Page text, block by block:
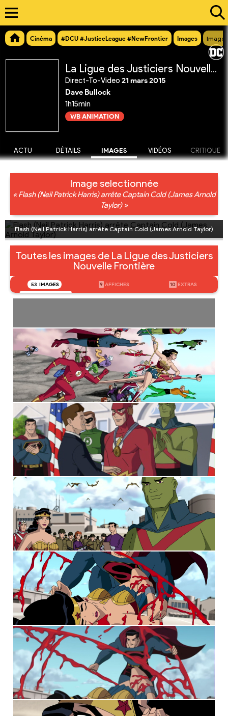
Cinéma #DCU #JusticeLeague #NewFrontier Images Image
La Ligue des Justiciers Nouvelle Frontière
Direct-To-Video 21 mars 2015
Dave Bullock
1h15min
WB ANIMATION
ACTU DÉTAILS IMAGES VIDÉOS CRITIQUE
Image selectionnée
« Flash (Neil Patrick Harris) arrête Captain Cold (James Arnold
Taylor) »
Flash (Neil Patrick Harris) arrête Captain Cold (James Arnold Taylor)
Toutes les images de La Ligue des Justiciers
Nouvelle Frontière
53 IMAGES 9 AFFICHES 10 EXTRAS